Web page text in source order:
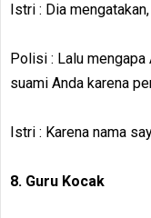
Istri : Dia
Polisi : Lalu mengapa
suami Anda karena
Istri : Karena nama
8. Guru Kocak